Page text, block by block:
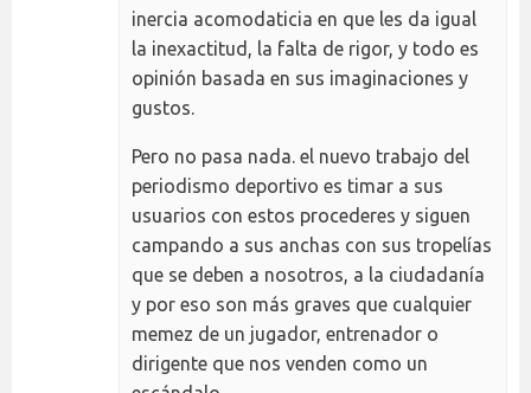
inercia acomodaticia en que les da igual
la inexactitud, la falta de rigor, y todo es
opinión basada en sus imaginaciones y
gustos.
Pero no pasa nada. el nuevo trabajo del
periodismo deportivo es timar a sus
usuarios con estos procederes y siguen
campando a sus anchas con sus tropelías
que se deben a nosotros, a la ciudadanía
y por eso son más graves que cualquier
memez de un jugador, entrenador o
dirigente que nos venden como un